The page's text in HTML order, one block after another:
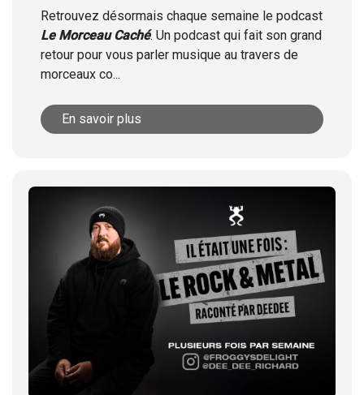
Retrouvez désormais chaque semaine le podcast
Le Morceau Caché. Un podcast qui fait son grand
retour pour vous parler musique au travers de
morceaux co...
En savoir plus